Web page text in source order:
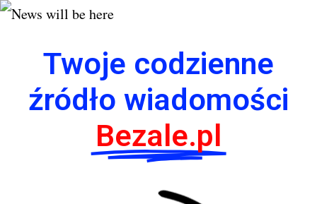
Twoje codzienne
źródło wiadomości
Bezale.pl